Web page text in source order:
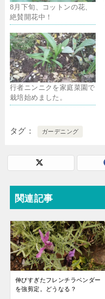
8月下旬、コットンの花、
絶賛開花中！
行者ニンニクを家庭菜園で
栽培始めました。
タグ ガーデニング
関連記事
伸びすぎたフレンチラベンダー
を強剪定。どうなる？